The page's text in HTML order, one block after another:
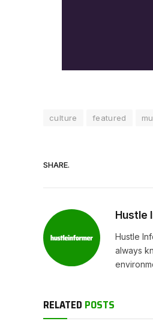
culture featured
SHARE.
Hustle
Hustle
always
RELATED POSTS